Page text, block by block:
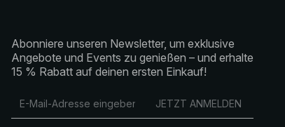
Abonniere unseren Newsletter, um exklusive
Angebote und Events zu genießen – und erhalte
15 % Rabatt auf deinen ersten Einkauf!
JETZT ANMELDEN